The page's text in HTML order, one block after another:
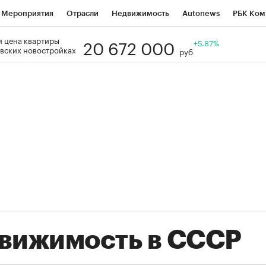
Мероприятия Отрасли Недвижимость Autonews РБК
Визионеры
цена квартиры
новостройках
20 672 000 руб
+5.87%
в СССР